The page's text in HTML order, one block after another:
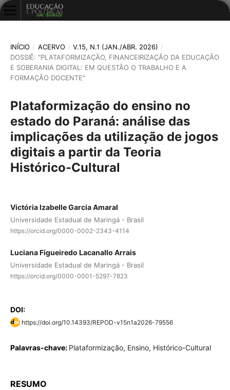
INÍCIO / ACERVO / V.15, N.1 (JAN./ABR. 2026) /
DOSSIÊ: "PLATAFORMIZAÇÃO, FINANCEIRIZAÇÃO DA EDUCAÇÃO
E SOBERANIA DIGITAL: EM QUESTÃO O TRABALHO E A
FORMAÇÃO DOCENTE"
Plataformização do ensino no
estado do Paraná: análise das
implicações da utilização de jogos
digitais a partir da Teoria
Histórico-Cultural
Victória Izabelle Garcia Amaral
Universidade Estadual de Maringá - Brasil
https://orcid.org/0000-0002-2343-4114
Luciana Figueiredo Lacanallo Arrais
Universidade Estadual de Maringá - Brasil
https://orcid.org/0000-0001-5297-7823
DOI:
https://doi.org/10.14393/REPOD-v15n1a2026-79556
Palavras-chave: Plataformização, Ensino, Histórico-Cultural
RESUMO